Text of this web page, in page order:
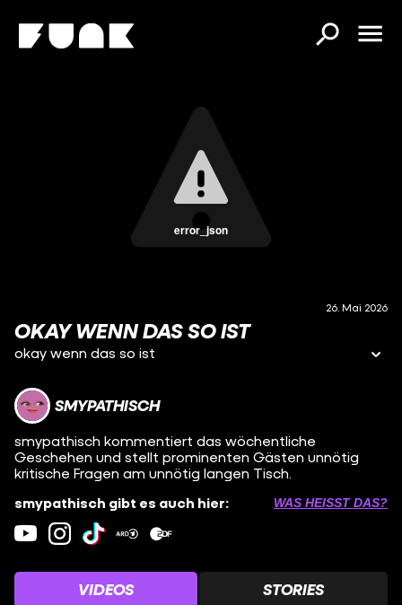
error_json
26. Mai 2026
OKAY WENN DAS SO IST
okay wenn das so ist
SMYPATHISCH
smypathisch kommentiert das wöchentliche
Geschehen und stellt prominenten Gästen unnötig
kritische Fragen am unnötig langen Tisch.
smypathisch gibt es auch hier:
WAS HEISST DAS?
VIDEOS STORIES